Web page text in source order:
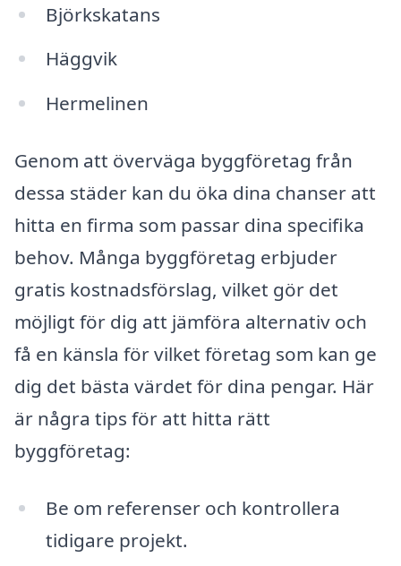
Björkskatans
Häggvik
Hermelinen
Genom att överväga byggföretag från
dessa städer kan du öka dina chanser att
hitta en firma som passar dina specifika
behov. Många byggföretag erbjuder
gratis kostnadsförslag, vilket gör det
möjligt för dig att jämföra alternativ och
få en känsla för vilket företag som kan ge
dig det bästa värdet för dina pengar. Här
är några tips för att hitta rätt
byggföretag:
Be om referenser och kontrollera
tidigare projekt.